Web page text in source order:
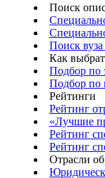
Поиск
Поиск
Как
Подбор по
Подбор по
Рейтинги
Рейтинг
«Лучшие
Рейтинг
Рейтинг
Отрасли